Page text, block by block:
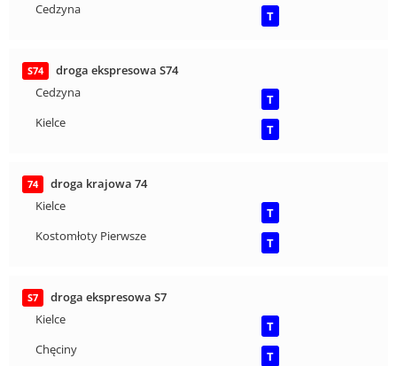
Cedzyna
T
S74
droga ekspresowa S74
Cedzyna
T
Kielce
T
74
droga krajowa 74
Kielce
T
Kostomłoty Pierwsze
T
S7
droga ekspresowa S7
Kielce
T
Chęciny
T